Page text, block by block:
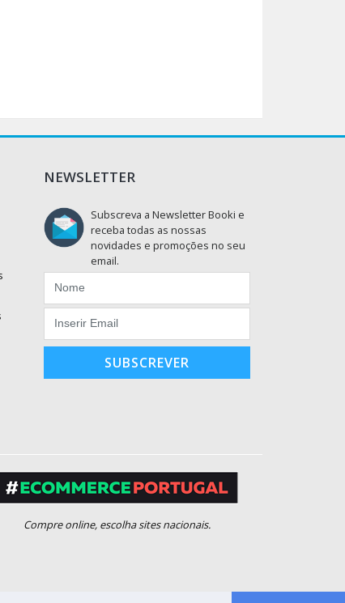
NEWSLETTER
Subscreva a Newsletter Booki e
receba todas as nossas
novidades e promoções no seu
email.
SUBSCREVER
Compre online, escolha sites nacionais.